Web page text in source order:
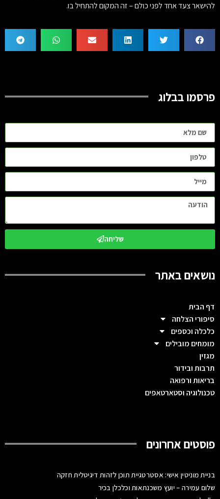
להישאר צעד אחד לפני כולם – זה המקום להתחיל בו.
פרסמו בבלוג
שליחה
נושאים באתר
דף הבית
סיפורי הצלחה
כלכלה וכספים
מומחים מובילים
מגזין
תרבות ובידור
בריאות ורפואה
טכנולוגיה וסטארטאפים
פוסטים אחרונים
בניית מוניטין אישי: אסטרטגיית תוכן לזהות דיגיטלית חזקה
שלום עמירה – יועץ משכנתאות וכלכלן בכיר